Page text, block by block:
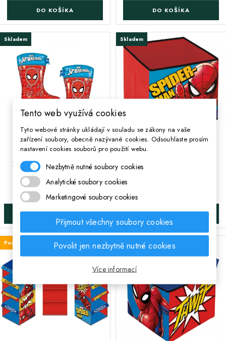
DO KOŠÍKA DO KOŠÍKA
Skladem
Chlapecké holínky
SPIDERMAN, SM15538
Cena
418 Kč
VYBRAŤ VEĽKOSŤ
;
Skladem
Úložný box na hračky
SPIDERMAN, SM15224
DO KOŠÍKA
Poslední kus skladem Skladem
Tento web využívá cookies
Tyto webové stránky ukládají v souladu se zákony na vaše
zařízení soubory, obecně nazývané cookies. Odsouhlaste prosím
nastavení cookies souborů pro použití webu.
Nezbytně nutné soubory cookies
Analytické soubory cookies
Marketingové soubory cookies
Přijmout všechny soubory cookies
Povolit jen nezbytně nutné cookies
Více informací